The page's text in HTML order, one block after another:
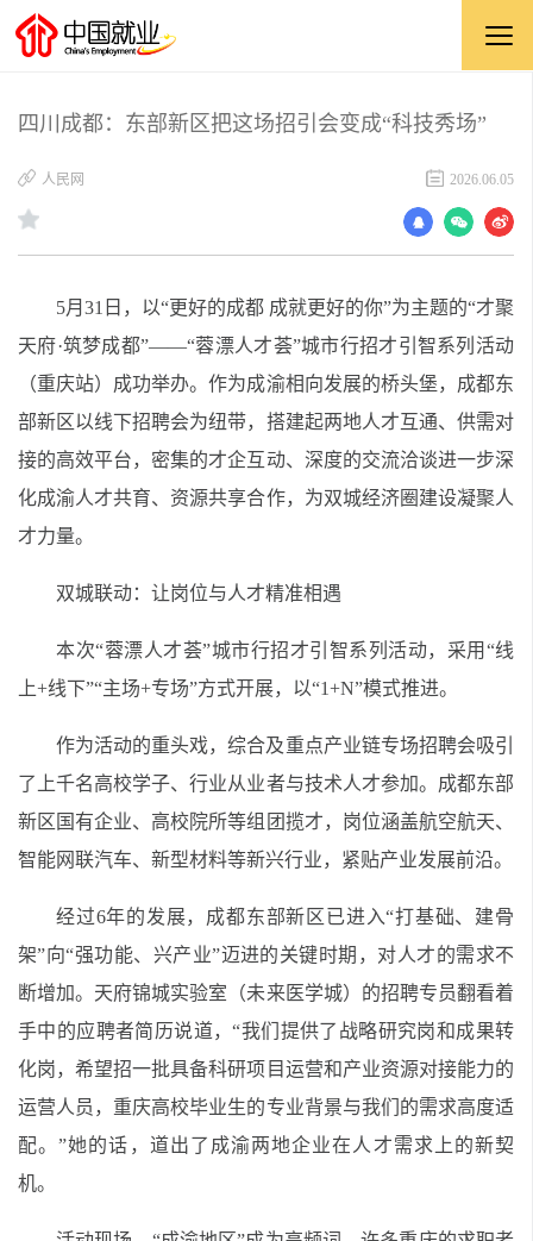
四川成都：东部新区把这场招引会变成“科技秀场”
​人民网 2026.06.05
5月31日，以“更好的成都 成就更好的你”为主题的“才聚
天府·筑梦成都”——“蓉漂人才荟”城市行招才引智系列活动
（重庆站）成功举办。作为成渝相向发展的桥头堡，成都东
部新区以线下招聘会为纽带，搭建起两地人才互通、供需对
接的高效平台，密集的才企互动、深度的交流洽谈进一步深
化成渝人才共育、资源共享合作，为双城经济圈建设凝聚人
才力量。
双城联动：让岗位与人才精准相遇
本次“蓉漂人才荟”城市行招才引智系列活动，采用“线
上+线下”“主场+专场”方式开展，以“1+N”模式推进。
作为活动的重头戏，综合及重点产业链专场招聘会吸引
了上千名高校学子、行业从业者与技术人才参加。成都东部
新区国有企业、高校院所等组团揽才，岗位涵盖航空航天、
智能网联汽车、新型材料等新兴行业，紧贴产业发展前沿。
经过6年的发展，成都东部新区已进入“打基础、建骨
架”向“强功能、兴产业”迈进的关键时期，对人才的需求不
断增加。天府锦城实验室（未来医学城）的招聘专员翻看着
手中的应聘者简历说道，“我们提供了战略研究岗和成果转
化岗，希望招一批具备科研项目运营和产业资源对接能力的
运营人员，重庆高校毕业生的专业背景与我们的需求高度适
配。”她的话，道出了成渝两地企业在人才需求上的新契
机。